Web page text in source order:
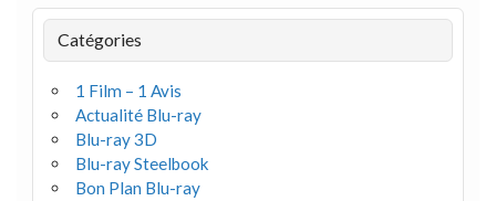
Catégories
1 Film – 1 Avis
Actualité Blu-ray
Blu-ray 3D
Blu-ray Steelbook
Bon Plan Blu-ray